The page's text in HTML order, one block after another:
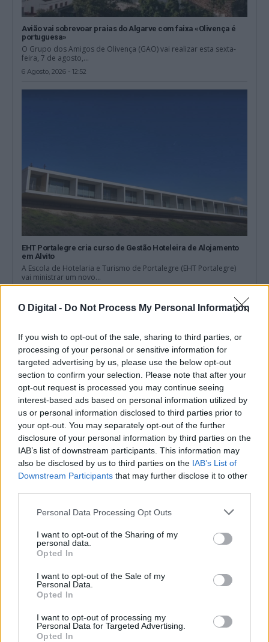
O Digital - Do Not Process My Personal Information
If you wish to opt-out of the sale, sharing to third parties, or
processing of your personal or sensitive information for
targeted advertising by us, please use the below opt-out
section to confirm your selection. Please note that after your
opt-out request is processed you may continue seeing
interest-based ads based on personal information utilized by
us or personal information disclosed to third parties prior to
your opt-out. You may separately opt-out of the further
disclosure of your personal information by third parties on the
IAB’s list of downstream participants. This information may
also be disclosed by us to third parties on the IAB’s List of
Downstream Participants that may further disclose it to other
Personal Data Processing Opt Outs
I want to opt-out of the Sharing of my
personal data.
Opted In
I want to opt-out of the Sale of my
Personal Data.
Opted In
I want to opt-out of processing my
Personal Data for Targeted Advertising.
Opted In
Avião vai sobrevoar praias do Algarve com faixa «Olivença é
portuguesa»
O Grupo dos Amigos de Olivença (GAO) vai realizar esta sexta-
feira, 7 de agosto,...
6 Agosto, 2026 - 12:52
EHT Portalegre cria curso de Gestão Hoteleira de Alojamento
em Alvito
A Escola de Hotelaria e Turismo de Portalegre (EHT Portalegre)
vai ministrar um novo...
Alentejo é finalista dos Olive Travel & Taste Awards
O Alentejo foi selecionado como um dos quatro finalistas da